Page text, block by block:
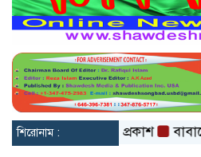
শিরোনাম :ভিডিও প্রকাশ বাবাকে